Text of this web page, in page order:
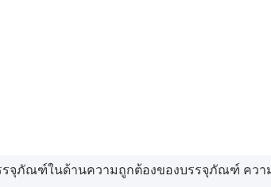
จุภัณฑ์ในด้านความถูกต้องของบรรจุภัณฑ์ ควา